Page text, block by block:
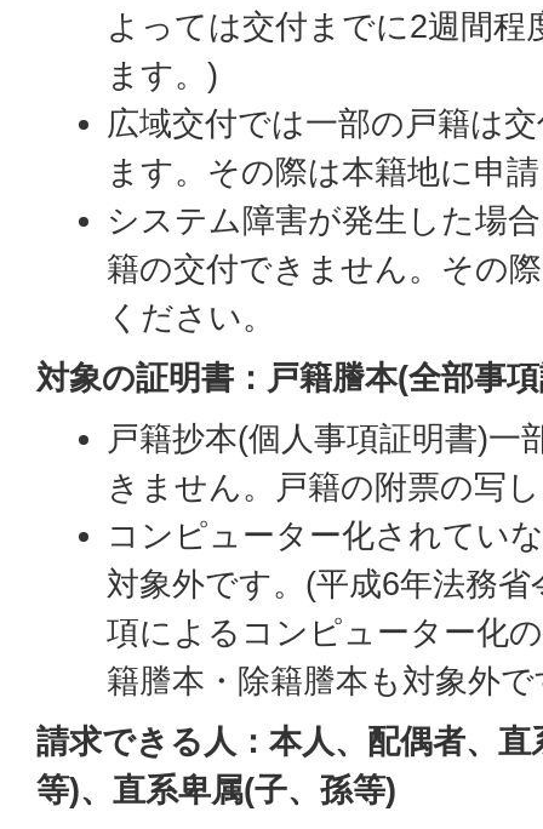
よっては交付までに2週間程
ます。)
広域交付では一部の戸籍は
ます。その際は本籍地に申
システム障害が発生した場
籍の交付できません。その
ください。
対象の証明書：戸籍謄本(全部事
戸籍抄本(個人事項証明書)一
きません。戸籍の附票の写
コンピューター化されてい
対象外です。(平成6年法務
項によるコンピューター化
籍謄本・除籍謄本も対象外
請求できる人：本人、配偶者、
等)、直系卑属(子、孫等)